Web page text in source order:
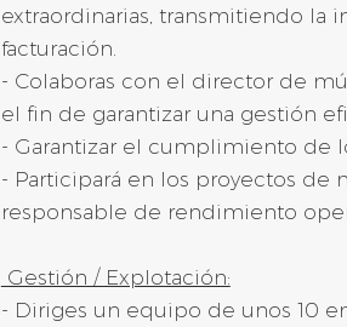
extraordinarias, transmitiendo la
facturación.
- Colaboras con el director de
el fin de garantizar una gestión
- Garantizar el cumplimiento de
- Participará en los proyectos
responsable de rendimiento
Gestión / Explotación:
- Diriges un equipo de unos 10